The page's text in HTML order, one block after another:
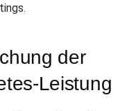
der
Leistung